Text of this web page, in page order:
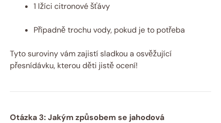
1 lžíci citronové šťávy
Případně trochu vody, pokud je to potřeba
Tyto suroviny vám zajistí sladkou a osvěžující
přesnídávku, kterou děti jistě ocení!
Otázka 3: Jakým způsobem se jahodová